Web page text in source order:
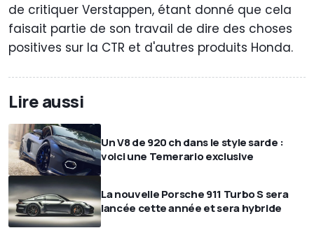
de critiquer Verstappen, étant donné que cela
faisait partie de son travail de dire des choses
positives sur la CTR et d'autres produits Honda.
Lire aussi
Un V8 de 920 ch dans le style sarde :
voici une Temerario exclusive
La nouvelle Porsche 911 Turbo S sera
lancée cette année et sera hybride